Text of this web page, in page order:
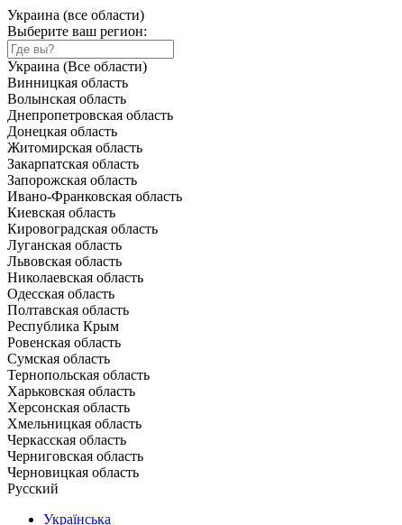
Украина (все области)
Выберите ваш регион:
Украина (Все области)
Винницкая область
Волынская область
Днепропетровская область
Донецкая область
Житомирская область
Закарпатская область
Запорожская область
Ивано-Франковская область
Киевская область
Кировоградская область
Луганская область
Львовская область
Николаевская область
Одесская область
Полтавская область
Республика Крым
Ровенская область
Сумская область
Тернопольская область
Харьковская область
Херсонская область
Хмельницкая область
Черкасская область
Черниговская область
Черновицкая область
Русский
Українська